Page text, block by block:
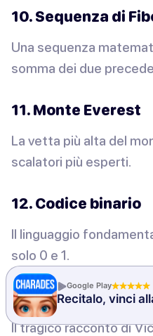
10. Sequenza di
Una sequenza
somma dei due
11. Monte Everest
La vetta più alta del
scalatori più esperti.
12. Codice binario
Il linguaggio
solo 0 e 1.
13. Il gobbo di
Il tragico racconto di
Google Play
Recitalo, vinci